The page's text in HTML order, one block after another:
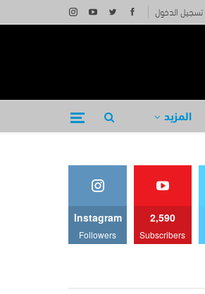
تسجيل الدخول
المزيد
2,590
Subscribers
Instagram
Followers